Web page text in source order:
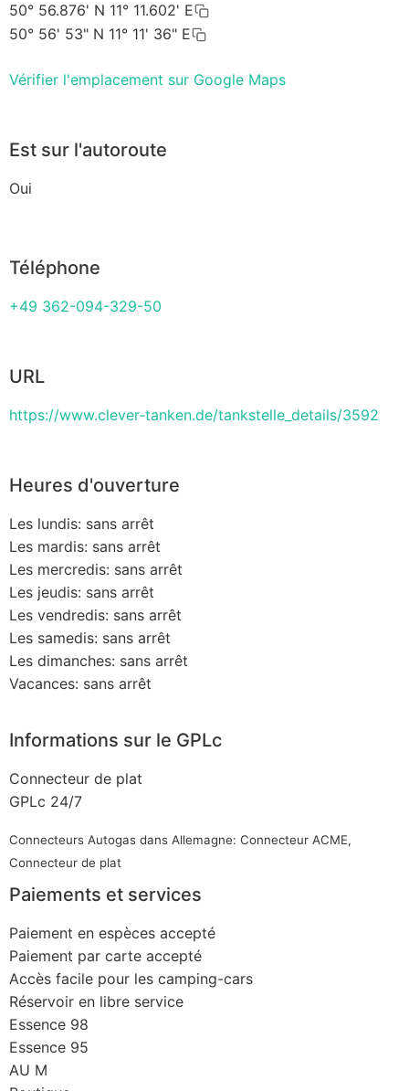
50° 56.876' N 11° 11.602' E
50° 56' 53" N 11° 11' 36" E
Vérifier l'emplacement sur Google Maps
Est sur l'autoroute
Oui
Téléphone
+49 362-094-329-50
URL
https://www.clever-tanken.de/tankstelle_details/3592
Heures d'ouverture
Les lundis: sans arrêt
Les mardis: sans arrêt
Les mercredis: sans arrêt
Les jeudis: sans arrêt
Les vendredis: sans arrêt
Les samedis: sans arrêt
Les dimanches: sans arrêt
Vacances: sans arrêt
Informations sur le GPLc
Connecteur de plat
GPLc 24/7
Connecteurs Autogas dans Allemagne: Connecteur ACME,
Connecteur de plat
Paiements et services
Paiement en espèces accepté
Paiement par carte accepté
Accès facile pour les camping-cars
Réservoir en libre service
Essence 98
Essence 95
AU M